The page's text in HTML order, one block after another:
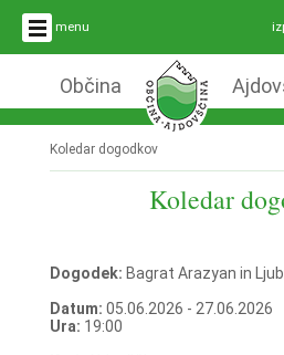
menu
Občina
Koledar dogodkov
Koledar
Dogodek: Bagrat Arazyan in
Datum: 05.06.2026 - 27.06.2026
Ura: 19:00